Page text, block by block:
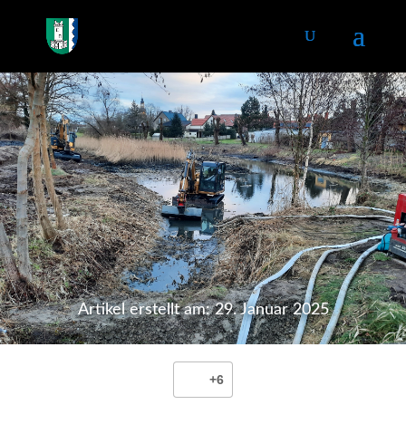
Artikel erstellt am: 29. Januar 2025
+6